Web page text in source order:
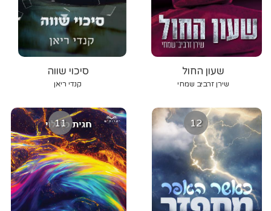
סיכוי שווה
קנדי ריאן
שעון החול
שירן זרביב שמחי
11 12